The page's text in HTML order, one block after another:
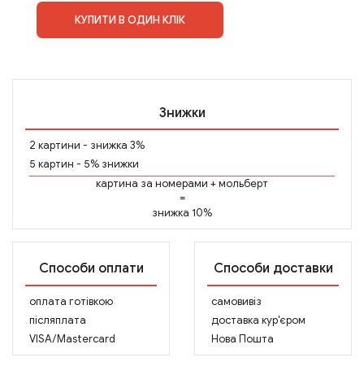
КУПИТИ В ОДИН КЛІК
Знижки
2 картини - знижка 3%
5 картин - 5% знижки
картина за номерами +мольберт
=
знижка 10%
Способи оплати
оплата готівкою
післяплата
VISA/Mastercard
Способи доставки
самовивіз
доставка кур'єром
Нова Пошта